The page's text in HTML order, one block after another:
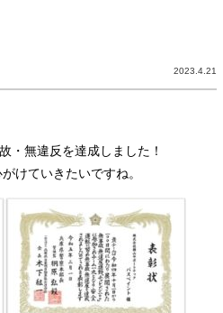
2023.4.21
・無違反を達成しました！
けていきたいですね。